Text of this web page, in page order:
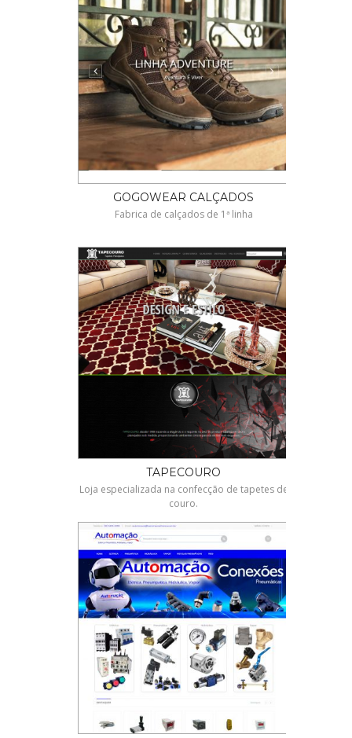
GOGOWEAR CALÇADOS
Fabrica de calçados de 1ª linha
TAPECOURO
Loja especializada na confecção de tapetes de
couro.